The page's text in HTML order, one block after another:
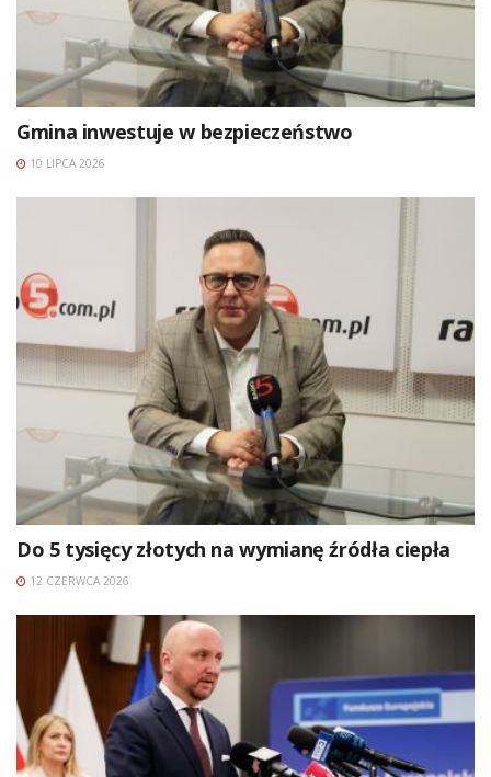
Gmina inwestuje w bezpieczeństwo
10 LIPCA 2026
Do 5 tysięcy złotych na wymianę źródła ciepła
12 CZERWCA 2026